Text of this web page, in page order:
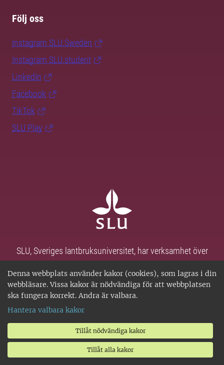
Denna webbplats använder kakor (cookies), som lagras i din
webbläsare. Vissa kakor är nödvändiga för att webbplatsen
ska fungera korrekt. Andra är valbara.
Hantera valbara kakor
Tillåt nödvändiga kakor
Tillåt alla kakor
Följ oss
Instagram SLU.Sweden
Instagram SLU.student
LinkedIn
Facebook
TikTok
SLU Play
SLU, Sveriges lantbruksuniversitet, har verksamhet över
SLU är miljöcertifierat enligt ISO 14001. • Telefon: 018-67
10 00 • Org nr: 202100-2817 •Kontakta SLU
webbplatsen•
personuppgifter